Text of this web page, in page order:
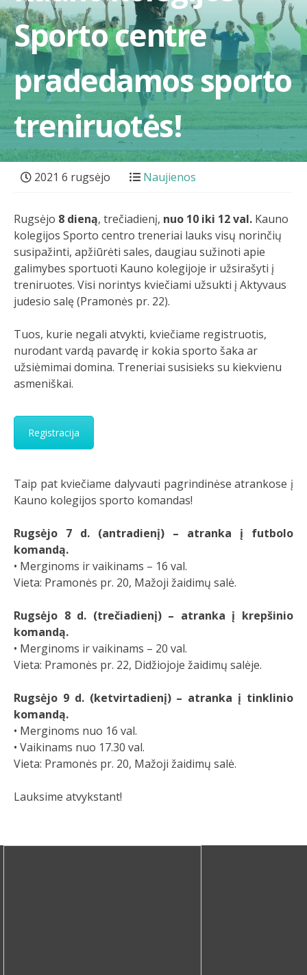
Sporto centre
pradedamos sporto
treniruotės!
2021 6 rugsėjo Naujienos
Rugsėjo 8 dieną, trečiadienį, nuo 10 iki 12 val. Kauno
kolegijos Sporto centro treneriai lauks visų norinčių
susipažinti, apžiūrėti sales, daugiau sužinoti apie
galimybes sportuoti Kauno kolegijoje ir užsirašyti į
treniruotes. Visi norintys kviečiami užsukti į Aktyvaus
judesio salę (Pramonės pr. 22).
Tuos, kurie negali atvykti, kviečiame registruotis,
nurodant vardą pavardę ir kokia sporto šaka ar
užsiėmimai domina. Treneriai susisieks su kiekvienu
asmeniškai.
Registracija
Taip pat kviečiame dalyvauti pagrindinėse atrankose į
Kauno kolegijos sporto komandas!
Rugsėjo 7 d. (antradienį) – atranka į futbolo
komandą.
• Merginoms ir vaikinams – 16 val.
Vieta: Pramonės pr. 20, Mažoji žaidimų salė.
Rugsėjo 8 d. (trečiadienį) – atranka į krepšinio
komandą.
• Merginoms ir vaikinams – 20 val.
Vieta: Pramonės pr. 22, Didžiojoje žaidimų salėje.
Rugsėjo 9 d. (ketvirtadienį) – atranka į tinklinio
komandą.
• Merginoms nuo 16 val.
• Vaikinams nuo 17.30 val.
Vieta: Pramonės pr. 20, Mažoji žaidimų salė.
Lauksime atvykstant!